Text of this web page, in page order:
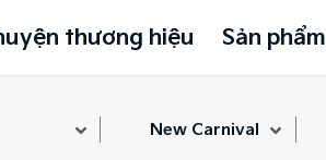
thương hiệu Sản phẩm
New Carnival